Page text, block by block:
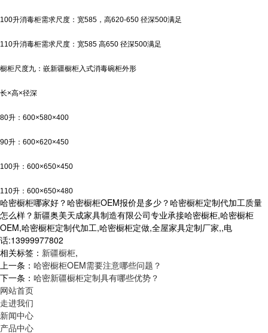
100升消毒柜需求尺度：宽585，高620-650 径深500满足
110升消毒柜需求尺度：宽585 高650 径深500满足
橱柜尺度九：嵌新疆橱柜入式消毒碗柜外形
长×高×径深
80升：600×580×400
90升：600×620×450
100升：600×650×450
110升：600×650×480
哈密橱柜哪家好？哈密橱柜OEM报价是多少？哈密橱柜定制代加工质量
怎么样？新疆奥美天成家具制造有限公司专业承接哈密橱柜,哈密橱柜
OEM,哈密橱柜定制代加工,哈密橱柜定做,全屋家具定制厂家,,电
话:13999977802
相关标签： 新疆橱柜,
上一条： 哈密橱柜OEM需要注意哪些问题？
下一条： 哈密新疆橱柜定制具有哪些优势？
网站首页
走进我们
新闻中心
产品中心